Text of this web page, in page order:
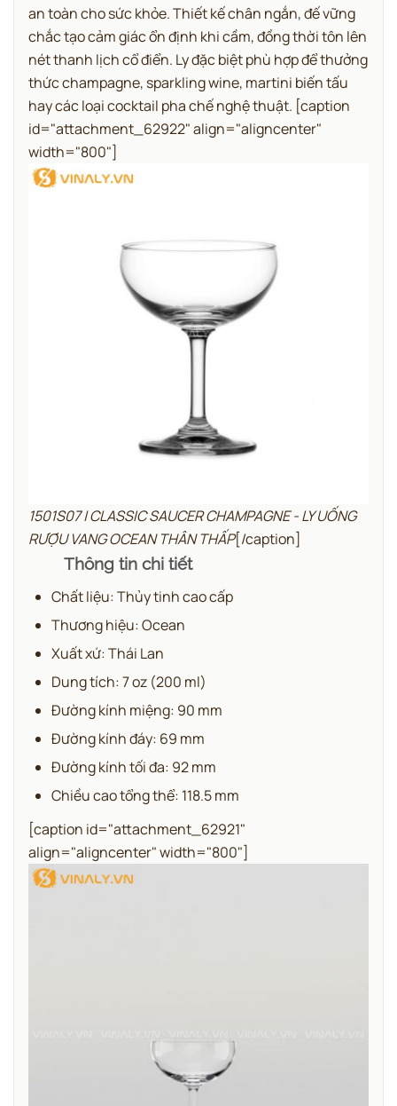
an toàn cho sức khỏe. Thiết kế chân ngắn, đế vững
chắc tạo cảm giác ổn định khi cầm, đồng thời tôn lên
nét thanh lịch cổ điển. Ly đặc biệt phù hợp để thưởng
thức champagne, sparkling wine, martini biến tấu
hay các loại cocktail pha chế nghệ thuật. [caption
id="attachment_62922" align="aligncenter"
width="800"]
1501S07 | CLASSIC SAUCER CHAMPAGNE - LY UỐNG
RƯỢU VANG OCEAN THÂN THẤP[/caption]
Thông tin chi tiết
Chất liệu: Thủy tinh cao cấp
Thương hiệu: Ocean
Xuất xứ: Thái Lan
Dung tích: 7 oz (200 ml)
Đường kính miệng: 90 mm
Đường kính đáy: 69 mm
Đường kính tối đa: 92 mm
Chiều cao tổng thể: 118.5 mm
[caption id="attachment_62921"
align="aligncenter" width="800"]